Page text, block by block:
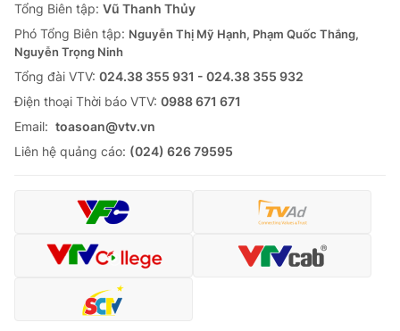
Tổng Biên tập: Vũ Thanh Thủy
Phó Tổng Biên tập: Nguyễn Thị Mỹ Hạnh, Phạm Quốc Thắng,
Nguyễn Trọng Ninh
Tổng đài VTV: 024.38 355 931 - 024.38 355 932
Ðiện thoại Thời báo VTV: 0988 671 671
Email: toasoan@vtv.vn
Liên hệ quảng cáo: (024) 626 79595